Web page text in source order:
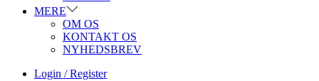
MERE
OM OS
KONTAKT OS
NYHEDSBREV
Login / Register